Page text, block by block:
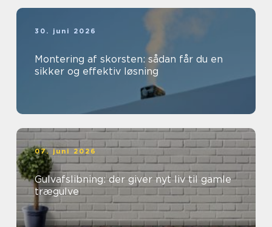
30. juni 2026
Montering af skorsten: sådan får du en
sikker og effektiv løsning
07. juni 2026
Gulvafslibning: der giver nyt liv til gamle
trægulve